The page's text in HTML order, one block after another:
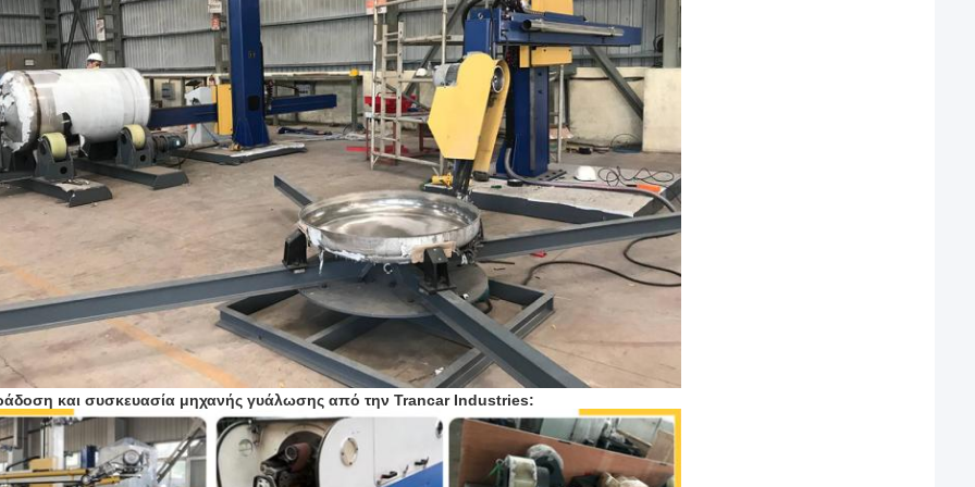
και συσκευασία μηχανής γυάλωσης από την Trancar Industries: